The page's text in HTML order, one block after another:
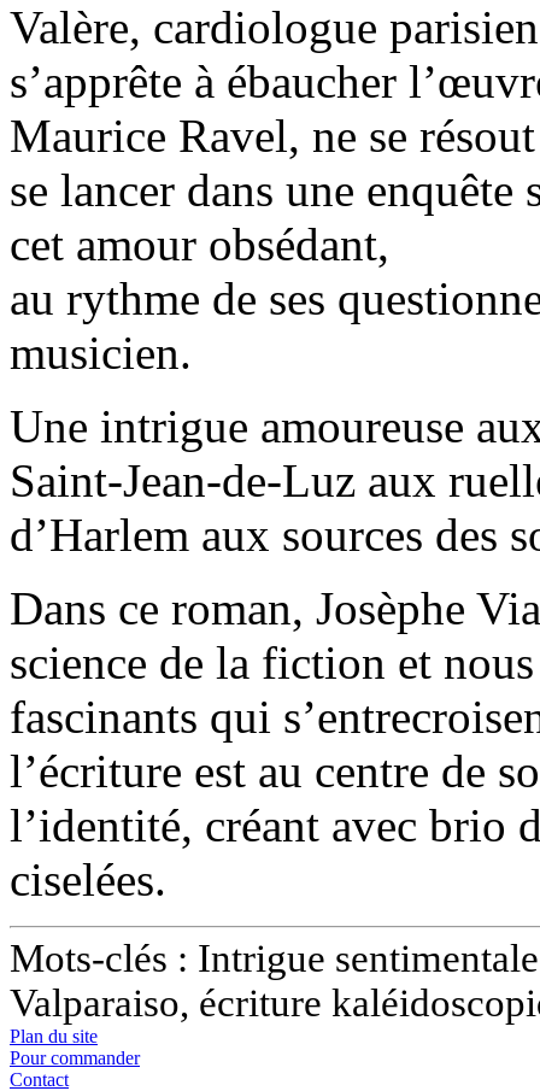
Valère, cardiologue
s’apprête à ébaucher
Maurice Ravel, ne se
se lancer dans une enquête
cet amour obsédant,
au rythme de ses
musicien.
Une intrigue amoureuse
Saint-Jean-de-Luz aux
d’Harlem aux sources des
Dans ce roman, Josèphe
science de la fiction et
fascinants qui
l’écriture est au centre de
l’identité, créant avec brio
ciselées.
Mots-clés : Intrigue
Valparaiso, écriture
Plan du site
Pour commander
Contact